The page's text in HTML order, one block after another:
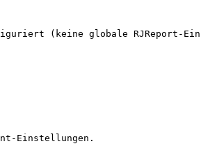
(keine globale RJReport-
Einstellungen.